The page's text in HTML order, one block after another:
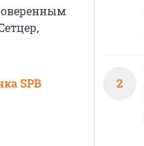
SPB
2